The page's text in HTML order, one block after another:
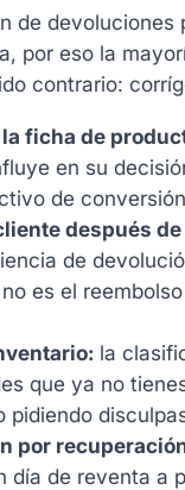
de
por eso la
contrario:
ficha de
en su
de
después
de
es el
la
que ya no
pidiendo
por
día de reventa a